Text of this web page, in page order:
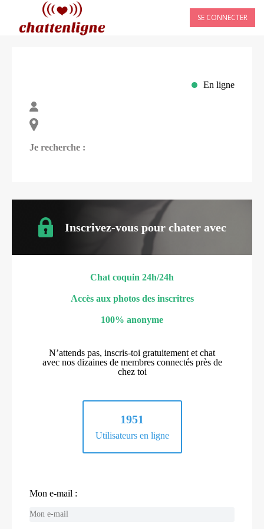
SE CONNECTER
En ligne
Je recherche :
Inscrivez-vous pour chater avec
Chat coquin 24h/24h
Accès aux photos des inscritres
100% anonyme
N’attends pas, inscris-toi gratuitement et chat
avec nos dizaines de membres connectés près de
chez toi
1951
Utilisateurs en ligne
Mon e-mail :